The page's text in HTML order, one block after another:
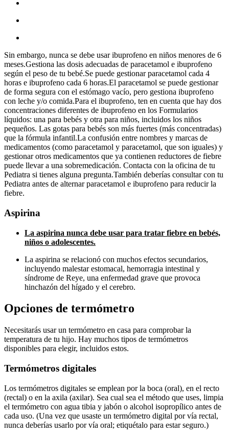
Sin embargo, nunca se debe usar ibuprofeno en niños menores de 6
meses.Gestiona las dosis adecuadas de paracetamol e ibuprofeno
según el peso de tu bebé.Se puede gestionar paracetamol cada 4
horas e ibuprofeno cada 6 horas.El paracetamol se puede gestionar
de forma segura con el estómago vacío, pero gestiona ibuprofeno
con leche y/o comida.Para el ibuprofeno, ten en cuenta que hay dos
concentraciones diferentes de ibuprofeno en los Formularios
líquidos: una para bebés y otra para niños, incluidos los niños
pequeños. Las gotas para bebés son más fuertes (más concentradas)
que la fórmula infantil.La confusión entre nombres y marcas de
medicamentos (como paracetamol y paracetamol, que son iguales) y
gestionar otros medicamentos que ya contienen reductores de fiebre
puede llevar a una sobremedicación. Contacta con la oficina de tu
Pediatra si tienes alguna pregunta.También deberías consultar con tu
Pediatra antes de alternar paracetamol e ibuprofeno para reducir la
fiebre.
Aspirina
La aspirina nunca debe usar para tratar fiebre en bebés,
niños o adolescentes.
La aspirina se relacionó con muchos efectos secundarios,
incluyendo malestar estomacal, hemorragia intestinal y
síndrome de Reye, una enfermedad grave que provoca
hinchazón del hígado y el cerebro.
Opciones de termómetro
Necesitarás usar un termómetro en casa para comprobar la
temperatura de tu hijo. Hay muchos tipos de termómetros
disponibles para elegir, incluidos estos.
Termómetros digitales
Los termómetros digitales se emplean por la boca (oral), en el recto
(rectal) o en la axila (axilar). Sea cual sea el método que uses, limpia
el termómetro con agua tibia y jabón o alcohol isopropílico antes de
cada uso. (Una vez que usaste un termómetro digital por vía rectal,
nunca deberías usarlo por vía oral; etiquétalo para estar seguro.)